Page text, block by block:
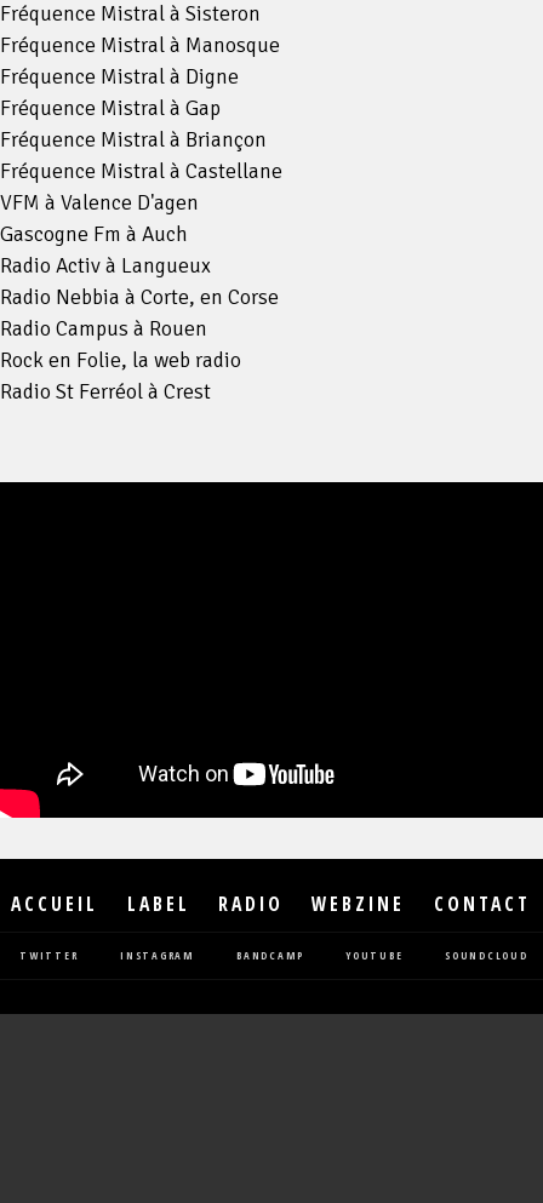
Fréquence Mistral à Sisteron
Fréquence Mistral à Manosque
Fréquence Mistral à Digne
Fréquence Mistral à Gap
Fréquence Mistral à Briançon
Fréquence Mistral à Castellane
VFM à Valence D'agen
Gascogne Fm à Auch
Radio Activ à Langueux
Radio Nebbia à Corte, en Corse
Radio Campus à Rouen
Rock en Folie, la web radio
Radio St Ferréol à Crest
ACCUEIL LABEL RADIO WEBZINE CONTACT
TWITTER INSTAGRAM BANDCAMP YOUTUBE SOUNDCLOUD